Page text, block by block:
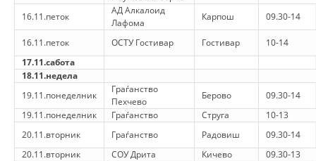
ЗА НАС
ПРИРАЧНИЦИ
СТРАТЕГИИ
16.11.петок
АД Алкалоид
Лафома
Карпош 09.30-14
16.11.петок ОСТУ Гостивар Гостивар
10-14
17.11.сабота
18.11.недела
19.11.понеделник
Граѓанство
Пехчево
Берово
09.30-14
19.11.понеделник
Граѓанство Струга
10-13
20.11.вторник
Граѓанство Радовиш
09.30-14
20.11.вторник
СОУ Дрита Кичево
09.30-13